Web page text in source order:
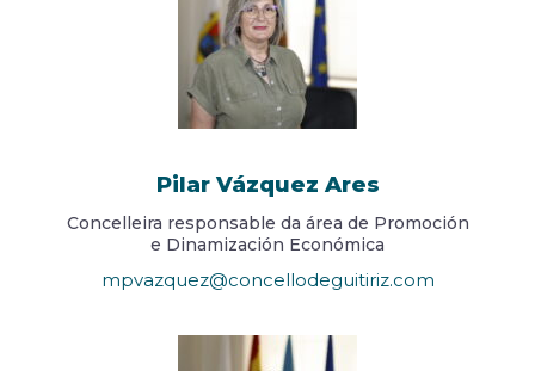
Pilar Vázquez Ares
Concelleira responsable da área de Promoción
e Dinamización Económica
mpvazquez@concellodeguitiriz.com